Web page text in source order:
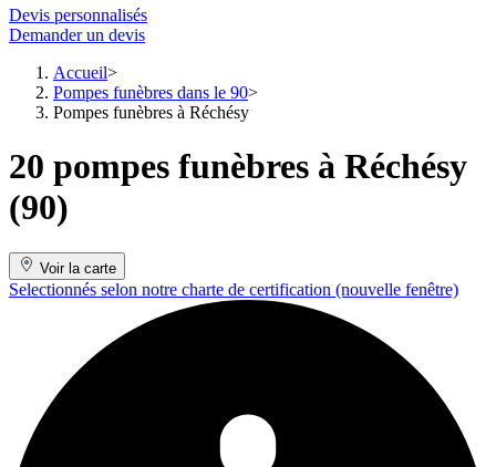
Devis personnalisés
Demander un devis
Accueil
Pompes funèbres dans le 90
Pompes funèbres à Réchésy
20 pompes funèbres à Réchésy
(90)
Voir la carte
Selectionnés selon notre charte de certification (nouvelle fenêtre)